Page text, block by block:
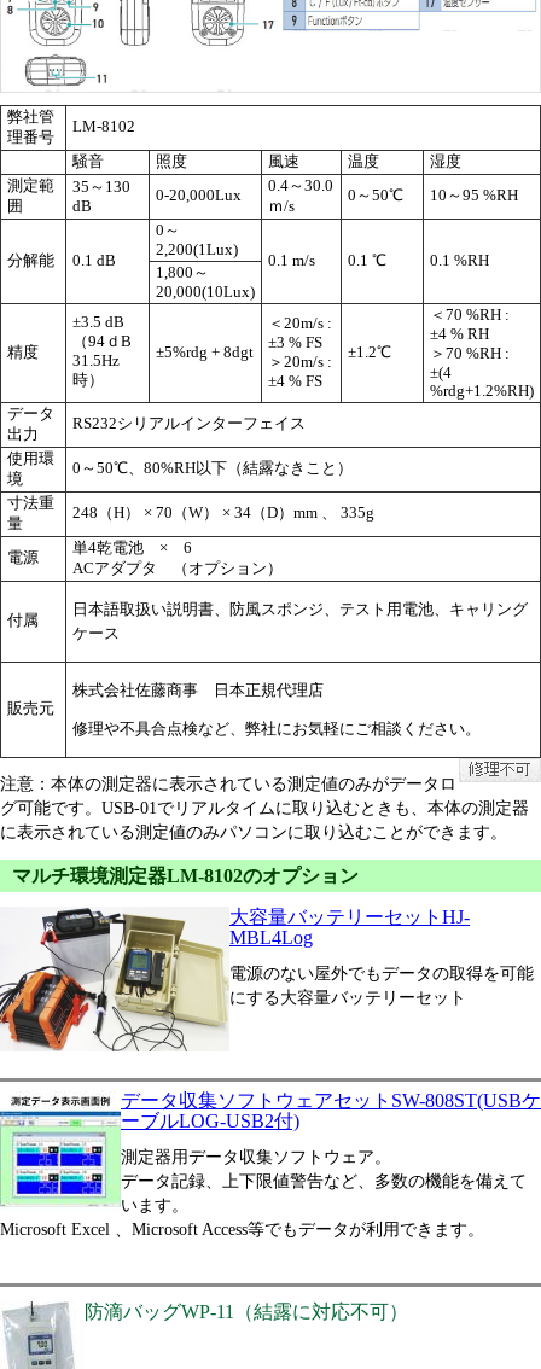
弊社管
理番号
LM-8102
騒音 照度 風速 温度
湿度
測定範
囲
35～130
dB
0-20,000Lux
0.4～30.0
ｍ/s
0～50℃ 10～95 %RH
分解能 0.1 dB
0～
2,200(1Lux)
0.1 m/s 0.1 ℃ 0.1 %RH
1,800～
20,000(10Lux)
精度
±3.5 dB
（94ｄB
31.5Hz
時）
±5%rdg + 8dgt
＜20m/s :
±3 % FS
＞20m/s :
±4 % FS
±1.2℃
＜70 %RH :
±4 % RH
＞70 %RH :
±(4
%rdg+1.2%RH)
データ
出力
RS232シリアルインターフェイス
使用環
境
0～50℃、80%RH以下（結露なきこと）
寸法重
量
248（H） × 70（W） × 34（D）mm 、 335g
電源
単4乾電池 × 6
ACアダプタ （オプション）
付属
日本語取扱い説明書、防風スポンジ、テスト用電池、キャリング
ケース
販売元
株式会社佐藤商事 日本正規代理店
修理や不具合点検など、弊社にお気軽にご相談ください。
注意：本体の測定器に表示されている測定値のみがデータロ
グ可能です。USB-01でリアルタイムに取り込むときも、本体の測定器
に表示されている測定値のみパソコンに取り込むことができます。
マルチ環境測定器LM-8102のオプション
大容量バッテリーセットHJ-
MBL4Log
電源のない屋外でもデータの取得を可能
にする大容量バッテリーセット
データ収集ソフトウェアセットSW-808ST(USBケ
ーブルLOG-USB2付)
測定器用データ収集ソフトウェア。
データ記録、上下限値警告など、多数の機能を備えて
います。
Microsoft Excel 、Microsoft Access等でもデータが利用できます。
防滴バッグWP-11（結露に対応不可）